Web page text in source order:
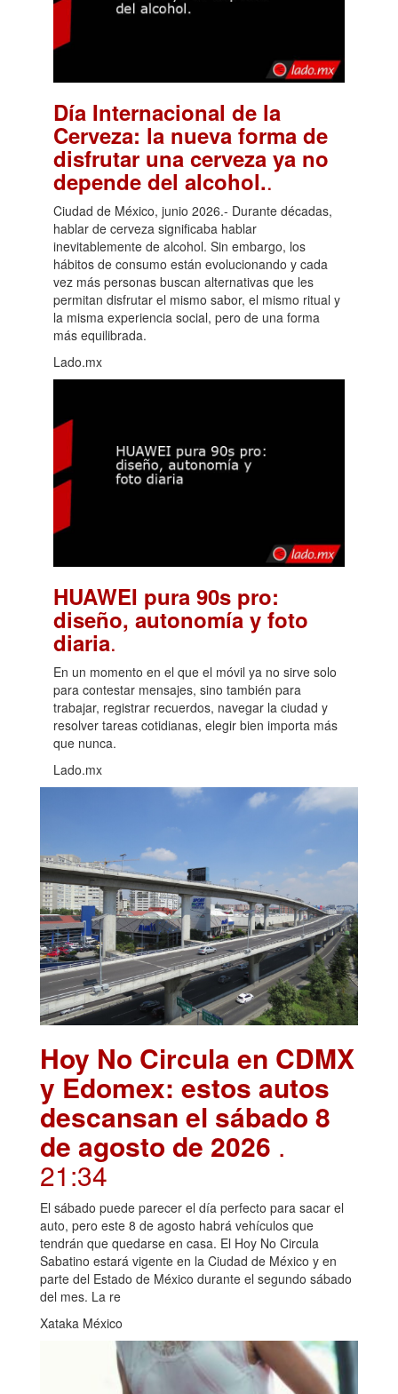
Día Internacional de la
Cerveza: la nueva forma de
disfrutar una cerveza ya no
depende del alcohol..
Ciudad de México, junio 2026.- Durante décadas,
hablar de cerveza significaba hablar
inevitablemente de alcohol. Sin embargo, los
hábitos de consumo están evolucionando y cada
vez más personas buscan alternativas que les
permitan disfrutar el mismo sabor, el mismo ritual y
la misma experiencia social, pero de una forma
más equilibrada.
Lado.mx
HUAWEI pura 90s pro:
diseño, autonomía y foto
diaria.
En un momento en el que el móvil ya no sirve solo
para contestar mensajes, sino también para
trabajar, registrar recuerdos, navegar la ciudad y
resolver tareas cotidianas, elegir bien importa más
que nunca.
Lado.mx
Hoy No Circula en CDMX
y Edomex: estos autos
descansan el sábado 8
de agosto de 2026 .
21:34
El sábado puede parecer el día perfecto para sacar el
auto, pero este 8 de agosto habrá vehículos que
tendrán que quedarse en casa. El Hoy No Circula
Sabatino estará vigente en la Ciudad de México y en
parte del Estado de México durante el segundo sábado
del mes. La re
Xataka México